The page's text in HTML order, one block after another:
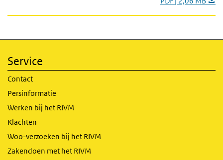
Service
Contact
Persinformatie
Werken bij het RIVM
Klachten
Woo-verzoeken bij het RIVM
Zakendoen met het RIVM